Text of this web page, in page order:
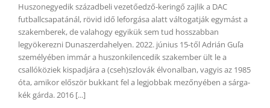
Huszonegyedik századbeli vezetőedző-keringő zajlik a DAC
futballcsapatánál, rövid idő leforgása alatt váltogatják egymást a
szakemberek, de valahogy egyikük sem tud hosszabban
legyökerezni Dunaszerdahelyen. 2022. június 15-től Adrián Guľa
személyében immár a huszonkilencedik szakember ült le a
csallóköziek kispadjára a (cseh)szlovák élvonalban, vagyis az 1985
óta, amikor először bukkant fel a legjobbak mezőnyében a sárga-
kék gárda. 2016 [...]